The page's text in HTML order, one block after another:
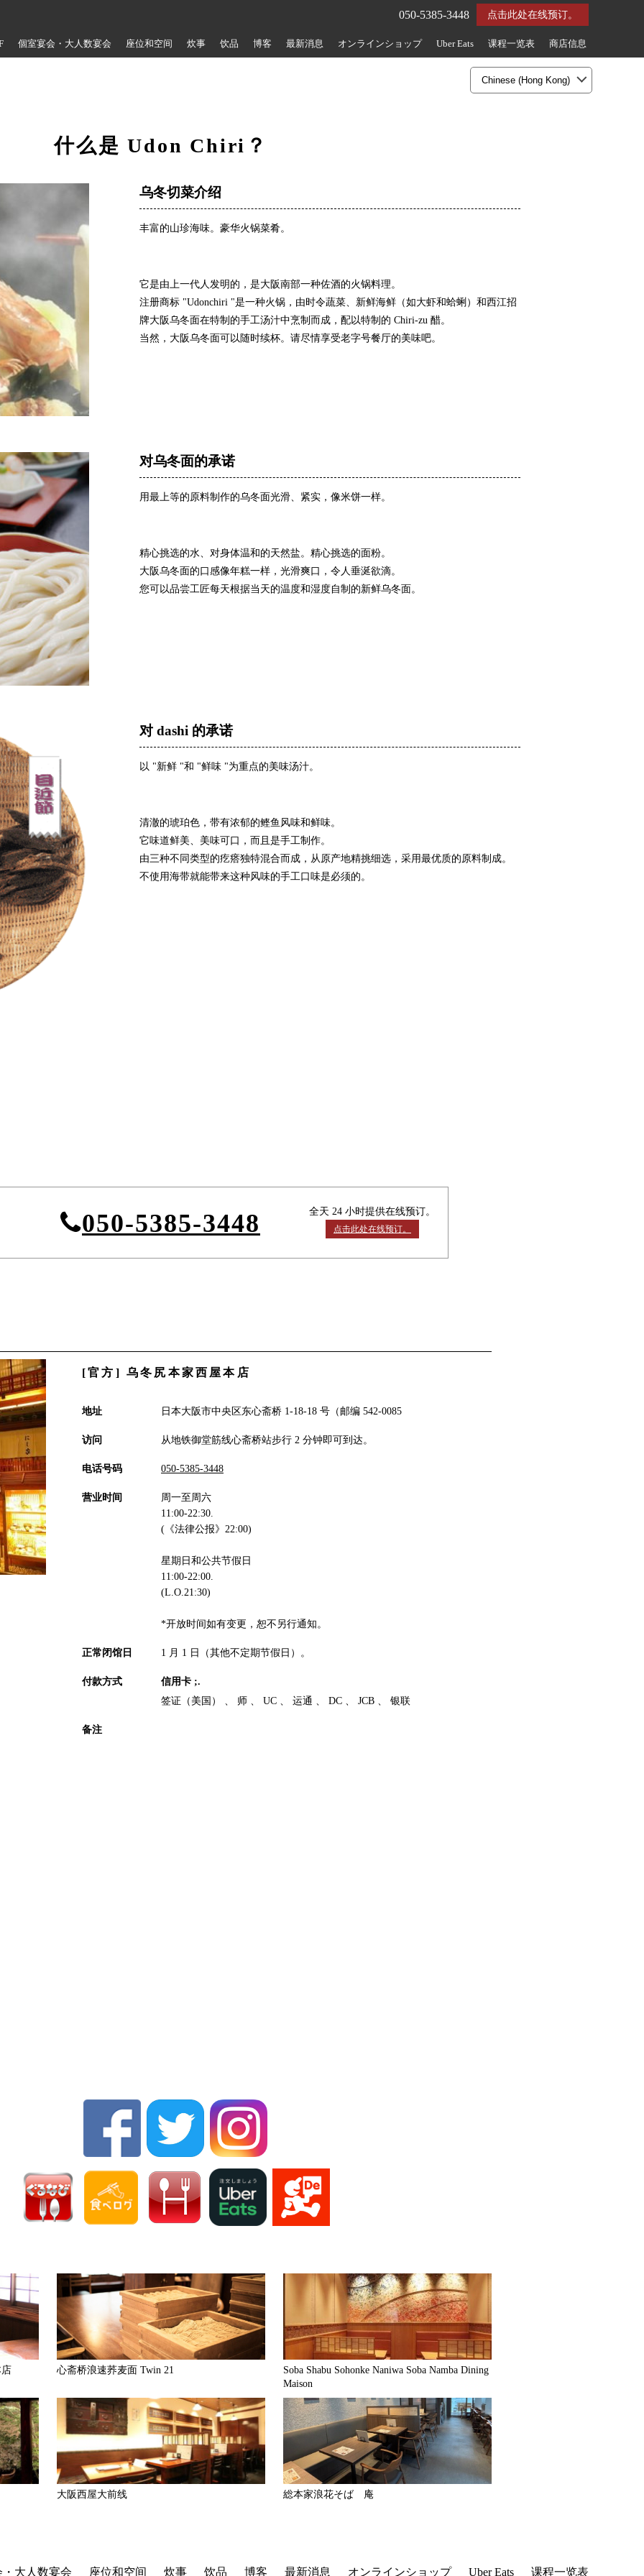
点击此处在线预订。
050-5385-3448
個室宴会・大人数宴会 座位和空间 炊事 饮品 博客 最新消息 オンラインショップ Uber Eats 课程一览表 商店信息
什么是 Udon Chiri？
乌冬切菜介绍
丰富的山珍海味。豪华火锅菜肴。
它是由上一代人发明的，是大阪南部一种佐酒的火锅料理。
注册商标 "Udonchiri "是一种火锅，由时令蔬菜、新鲜海鲜（如大虾和蛤蜊）和西江招
牌大阪乌冬面在特制的手工汤汁中烹制而成，配以特制的 Chiri-zu 醋。
当然，大阪乌冬面可以随时续杯。请尽情享受老字号餐厅的美味吧。
对乌冬面的承诺
用最上等的原料制作的乌冬面光滑、紧实，像米饼一样。
精心挑选的水、对身体温和的天然盐。精心挑选的面粉。
大阪乌冬面的口感像年糕一样，光滑爽口，令人垂涎欲滴。
您可以品尝工匠每天根据当天的温度和湿度自制的新鲜乌冬面。
对 dashi 的承诺
以 "新鲜 "和 "鲜味 "为重点的美味汤汁。
清澈的琥珀色，带有浓郁的鲣鱼风味和鲜味。
它味道鲜美、美味可口，而且是手工制作。
由三种不同类型的疙瘩独特混合而成，从原产地精挑细选，采用最优质的原料制成。
不使用海带就能带来这种风味的手工口味是必须的。
050-5385-3448 全天 24 小时提供在线预订。
点击此处在线预订。
[官方] 乌冬尻本家西屋本店
地址 日本大阪市中央区东心斋桥 1-18-18 号（邮编 542-0085
访问 从地铁御堂筋线心斋桥站步行 2 分钟即可到达。
电话号码 050-5385-3448
营业时间
周一至周六
11:00-22:30.
(《法律公报》22:00)
星期日和公共节假日
11:00-22:00.
(L.O.21:30)
*开放时间如有变更，恕不另行通知。
正常闭馆日 1 月 1 日（其他不定期节假日）。
付款方式
信用卡 ;.
签证（美国）
师 UC 运通 DC JCB 银联
备注
心斋桥浪速荞麦面 Twin 21
Soba Shabu Sohonke Naniwa Soba Namba Dining
Maison
大阪西屋大前线 総本家浪花そば 庵
大人数宴会 座位和空间 炊事 饮品 博客 最新消息 オンラインショップ Uber Eats 课程一览表